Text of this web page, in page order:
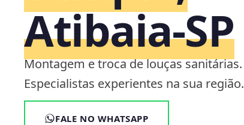
Atibaia‑SP
Montagem e troca de louças sanitárias.
Especialistas experientes na sua região.
FALE NO WHATSAPP